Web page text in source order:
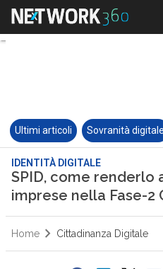
Ultimi articoli Sovranità digitale
IDENTITÀ DIGITALE
SPID, come renderlo
imprese nella Fase-2
Home Cittadinanza Digitale